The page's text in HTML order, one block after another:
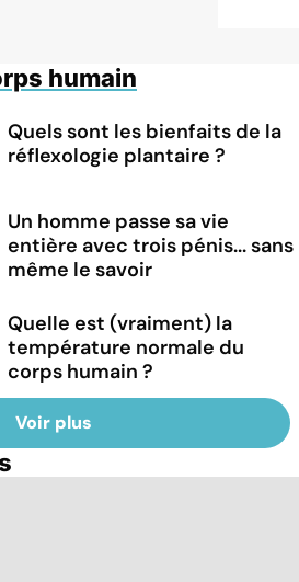
humain
Quels sont les bienfaits de la
réflexologie plantaire ?
Un homme passe sa vie
entière avec trois pénis... sans
même le savoir
Quelle est (vraiment) la
température normale du
corps humain ?
Voir plus